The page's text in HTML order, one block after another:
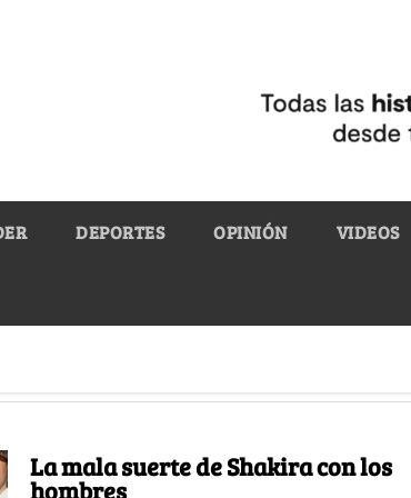
DEPORTES OPINIÓN VIDEOS
La mala suerte de Shakira con los
hombres